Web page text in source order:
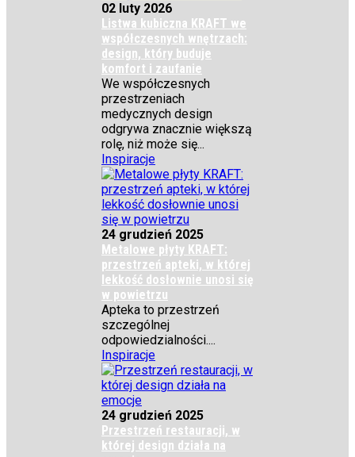
02 luty 2026
Listwa kubiczna KRAFT we
współczesnych wnętrzach:
design, który buduje
komfort i zaufanie
We współczesnych
przestrzeniach
medycznych design
odgrywa znacznie większą
rolę, niż może się...
Inspiracje
24 grudzień 2025
Metalowe płyty KRAFT:
przestrzeń apteki, w której
lekkość dosłownie unosi się
w powietrzu
Apteka to przestrzeń
szczególnej
odpowiedzialności....
Inspiracje
24 grudzień 2025
Przestrzeń restauracji, w
której design działa na